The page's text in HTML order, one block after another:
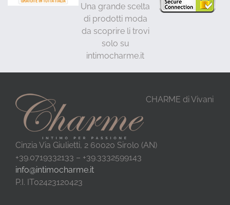
Una grande scelta
di prodotti moda
da scoprire li trovi
solo su
intimocharme.it
CHARME di Vivani
Cinzia Via Giulietti, 2 60020 Sirolo (AN)
+39.0719332133 – +39.3332599143
info@intimocharme.it
P.I. IT02423120423